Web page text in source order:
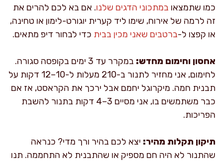
כמו שתמצאו במתכוני הדגים שלנו. אם בא לכם להרים את
זה לרמה של אירוח, שימו ליד קערית יוגורט-לימון או טחינה,
או קפצו ל-ברטבים שאני מכין בבית כדי לבחור דיפ מתאים.
אחסון וחימום מחדש:
במקרר עד 3 ימים בקופסה סגורה.
לחימום, אני מחזיר לתנור ב-210 מעלות ל-10–12 דקות על
תבנית חמה. מיקרוגל יחמם אבל ירכך את הקראסט, אז אם
כבר משתמשים בו, אני מסיים 3–4 דקות בתנור להשבת
הפריכות.
תיקון תקלות מהיר: יצא לכם בהיר ורך מדי? כנראה
שהתנור לא היה חם מספיק או שהתבנית לא התחממה. תנו